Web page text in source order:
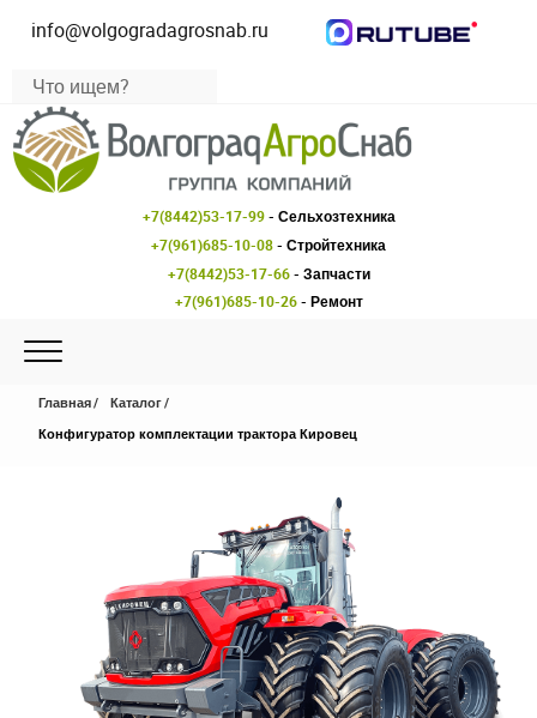
info@volgogradagrosnab.ru
+7(8442)53-17-99- Сельхозтехника
+7(961)685-10-08- Стройтехника
+7(8442)53-17-66- Запчасти
+7(961)685-10-26- Ремонт
Главная
Каталог
Конфигуратор комплектации трактора Кировец